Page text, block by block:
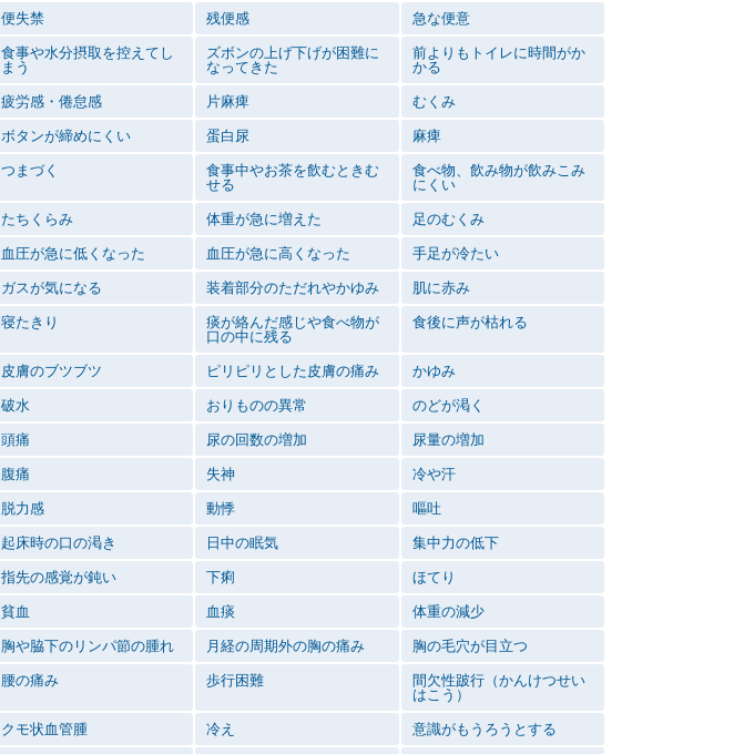
便失禁 残便感 急な便意
食事や水分摂取を控えてし
まう
ズボンの上げ下げが困難に
なってきた
前よりもトイレに時間がか
かる
疲労感・倦怠感 片麻痺 むくみ
ボタンが締めにくい 蛋白尿 麻痺
つまづく
食事中やお茶を飲むときむ
せる
食べ物、飲み物が飲みこみ
にくい
たちくらみ 体重が急に増えた 足のむくみ
血圧が急に低くなった 血圧が急に高くなった 手足が冷たい
ガスが気になる 装着部分のただれやかゆみ 肌に赤み
寝たきり
痰が絡んだ感じや食べ物が
口の中に残る
食後に声が枯れる
皮膚のブツブツ ピリピリとした皮膚の痛み かゆみ
破水 おりものの異常 のどが渇く
頭痛 尿の回数の増加 尿量の増加
腹痛 失神 冷や汗
脱力感 動悸 嘔吐
起床時の口の渇き 日中の眠気 集中力の低下
指先の感覚が鈍い 下痢 ほてり
貧血 血痰 体重の減少
胸や脇下のリンパ節の腫れ 月経の周期外の胸の痛み 胸の毛穴が目立つ
腰の痛み 歩行困難
間欠性跛行（かんけつせい
はこう）
クモ状血管腫 冷え 意識がもうろうとする